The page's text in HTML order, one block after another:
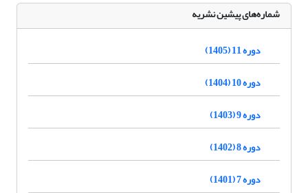
شماره‌های پیشین نشریه
دوره 11 (1405)
دوره 10 (1404)
دوره 9 (1403)
دوره 8 (1402)
دوره 7 (1401)